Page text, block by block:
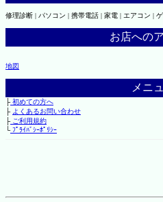
修理診断 | パソコン | 携帯電話 | 家電 | エアコン |
お店への
地図
メニ
├初めての方へ
├ よくあるお問い合わせ
├ご利用規約
└ﾌﾟﾗｲﾊﾞｼｰﾎﾟﾘｼｰ